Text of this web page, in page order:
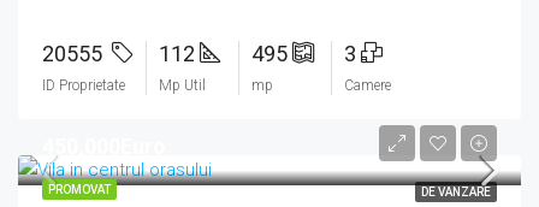
20555
ID Proprietate
112
Mp Util
495
mp
3
Camere
PROMOVAT DE VANZARE